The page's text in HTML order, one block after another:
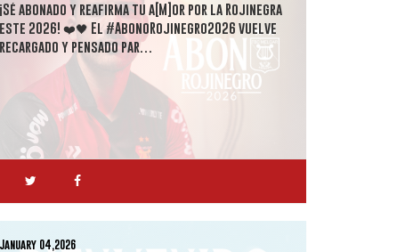
¡Sé abonado y reafirma tu a[M]or por la Rojinegra
este 2026! ❤️🖤 El #AbonoRojinegro2026 vuelve
recargado y pensado par…
January 04,2026